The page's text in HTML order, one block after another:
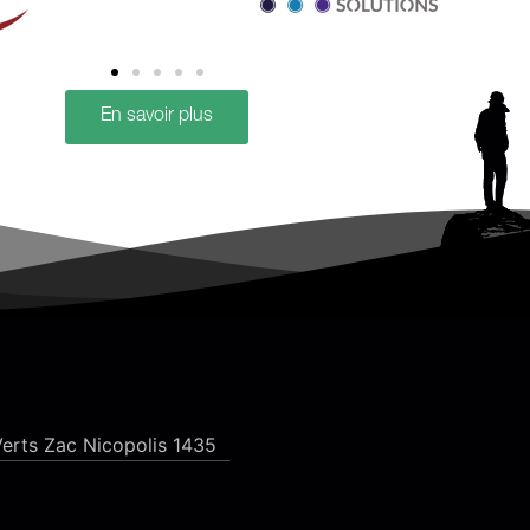
En savoir plus
Zac Nicopolis 1435